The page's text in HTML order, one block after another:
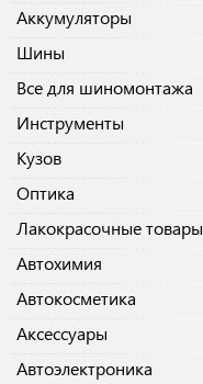
Аккумуляторы
Шины
Все для шиномонтажа
Инструменты
Кузов
Оптика
Лакокрасочные товары
Автохимия
Автокосметика
Аксессуары
Автоэлектроника